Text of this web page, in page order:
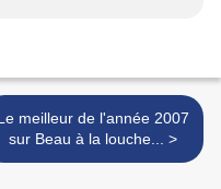
meilleur de l'année 2007
sur Beau à la louche... >